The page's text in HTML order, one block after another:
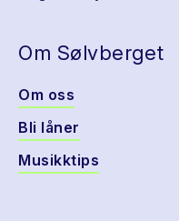
Om Sølvberget
Om oss
Bli låner
Musikktips